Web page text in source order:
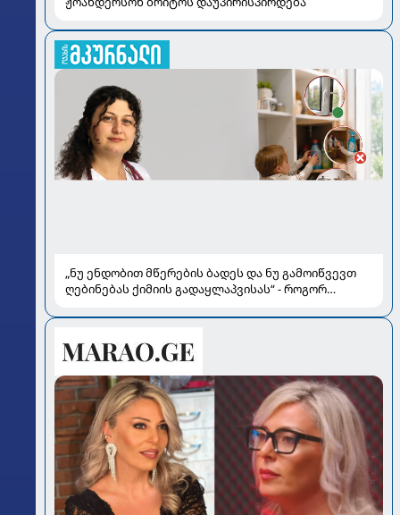
„ნუ ენდობით მწერების ბადეს და ნუ გამოიწვევთ
ღებინებას ქიმიის გადაყლაპვისას“ - როგორ
სალომე ახვლედიანის რჩევები